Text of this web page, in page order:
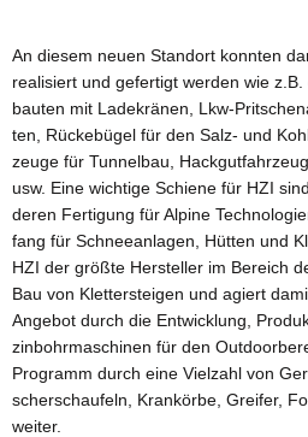
An die­sem neuen Stand­ort konn­ten
rea­li­siert und ge­fer­tigt wer­den wie
bau­ten mit La­de­krä­nen, Lkw-
ten, Rü­cke­bü­gel für den Salz- und
zeu­ge für Tun­nel­bau,
usw. Eine wich­ti­ge Schie­ne für HZI
deren Fer­ti­gung für Al­pi­ne
fang für Schnee­an­la­gen, Hüt­ten und
HZI der grö­ß­te Her­stel­ler im Be­reich
Bau von Klet­ter­stei­gen und agiert
An­ge­bot durch die Ent­wick­lung,
zin­bohr­ma­schi­nen für den
Pro­gramm durch eine Viel­zahl von
scher­schau­feln, Kran­kör­be, Grei­fer,
wei­ter.